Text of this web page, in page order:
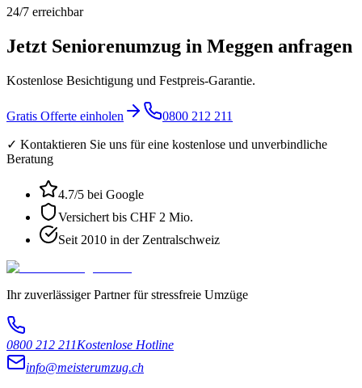
24/7 erreichbar
Jetzt Seniorenumzug in Meggen anfragen
Kostenlose Besichtigung und Festpreis-Garantie.
Gratis Offerte einholen 0800 212 211
✓ Kontaktieren Sie uns für eine kostenlose und unverbindliche
Beratung
4.7/5 bei Google
Versichert bis CHF 2 Mio.
Seit 2010 in der Zentralschweiz
Ihr zuverlässiger Partner für stressfreie Umzüge
0800 212 211Kostenlose Hotline
info@meisterumzug.ch